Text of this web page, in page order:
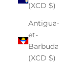
(XCD $)
Antigua-
et-
Barbuda
(XCD $)